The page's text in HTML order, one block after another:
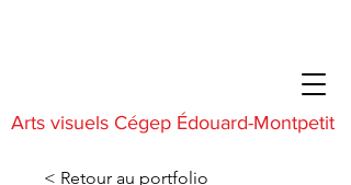
Arts visuels Cégep Édouard-Montpetit
< Retour au portfolio